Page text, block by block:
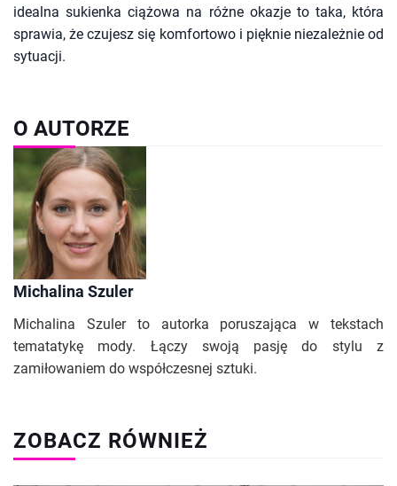
idealna sukienka ciążowa na różne okazje to taka, która
sprawia, że czujesz się komfortowo i pięknie niezależnie od
sytuacji.
O AUTORZE
Michalina Szuler
Michalina Szuler to autorka poruszająca w tekstach
tematatykę mody. Łączy swoją pasję do stylu z
zamiłowaniem do współczesnej sztuki.
ZOBACZ RÓWNIEŻ